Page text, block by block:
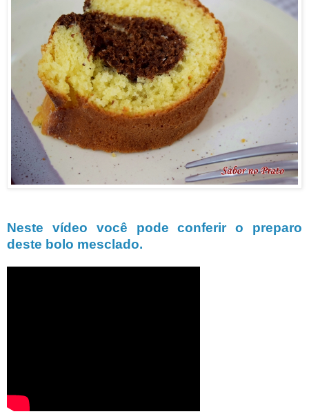
Neste vídeo você pode conferir o preparo
deste bolo mesclado.